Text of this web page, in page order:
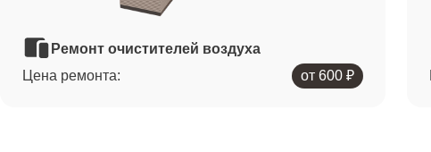
Ремонт очистителей воздуха
Цена ремонта:
от 600 ₽